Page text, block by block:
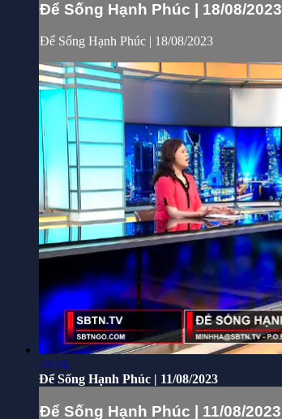
Để Sống Hạnh Phúc | 18/08/2023
Để Sống Hạnh Phúc | 18/08/2023
24:46
Để Sống Hạnh Phúc | 11/08/2023
Để Sống Hạnh Phúc | 11/08/2023